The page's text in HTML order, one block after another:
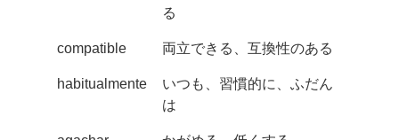
る
compatible 両立できる、互換性のある
habitualmente
いつも、習慣的に、ふだん
は